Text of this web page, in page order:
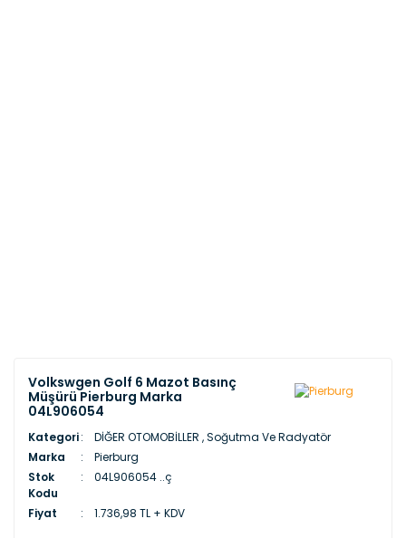
Volkswgen Golf 6 Mazot Basınç
Müşürü Pierburg Marka
04L906054
Kategori DİĞER OTOMOBİLLER ,Soğutma Ve Radyatör
Marka
Pierburg
Stok
Kodu
04L906054 ..ç
Fiyat 1.736,98 TL + KDV